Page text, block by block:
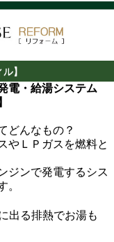
】
電・給湯システム
どんなもの？
ＬＰガスを燃料と
で発電するシス
。
出る排熱でお湯も